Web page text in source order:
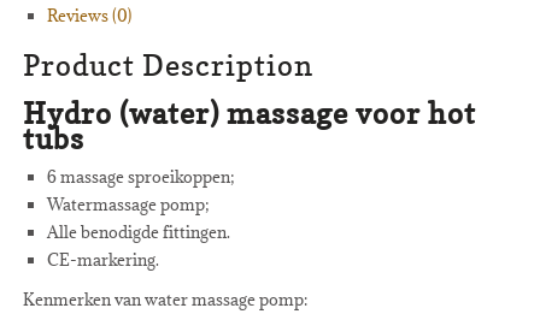
Reviews (0)
Product Description
Hydro (water) massage voor hot
tubs
6 massage sproeikoppen;
Watermassage pomp;
Alle benodigde fittingen.
CE-markering.
Kenmerken van water massage pomp: